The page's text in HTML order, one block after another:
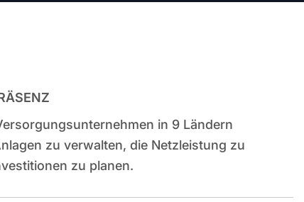
in 9 Ländern
zu verwalten, die Netzleistung zu
zu planen.